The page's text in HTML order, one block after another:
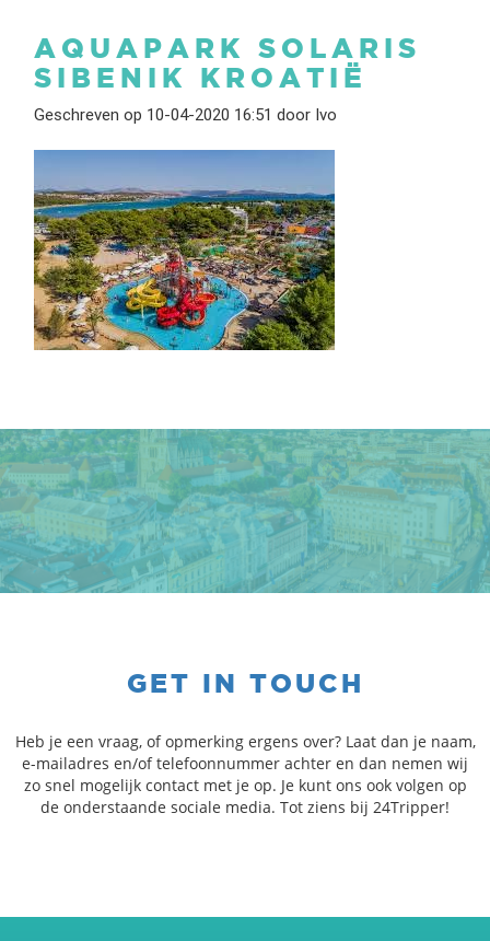
AQUAPARK SOLARIS
SIBENIK KROATIË
Geschreven op 10-04-2020 16:51 door Ivo
GET IN TOUCH
Heb je een vraag, of opmerking ergens over? Laat dan je naam,
e-mailadres en/of telefoonnummer achter en dan nemen wij
zo snel mogelijk contact met je op. Je kunt ons ook volgen op
de onderstaande sociale media. Tot ziens bij 24Tripper!